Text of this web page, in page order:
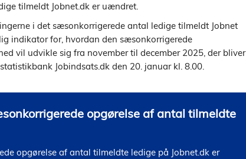
tilmeldt Jobnet.dk er uændret.
i det sæsonkorrigerede antal ledige tilmeldt Jobnet
indikator for, hvordan den sæsonkorrigerede
vil udvikle sig fra november til december 2025, der bliver
statistikbank Jobindsats.dk den 20. januar kl. 8.00.
opgørelse af antal tilmeldte
opgørelse af antal tilmeldte ledige på Jobnet.dk er